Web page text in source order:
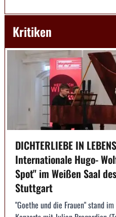
Kritiken
DICHTERLIEBE IN
Internationale Hugo-
Spot" im Weißen Saal
Stuttgart
"Goethe und die Frauen" stand